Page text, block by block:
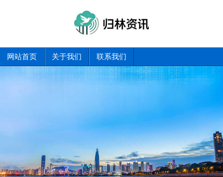
网站首页 关于我们 联系我们